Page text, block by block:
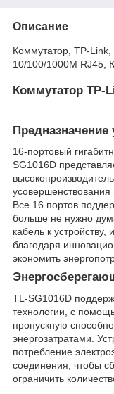
Описание
Коммутатор, TP-
10/100/1000M RJ45,
Коммутатор TP-
Предназначение
16-портовый
SG1016D
усовершенствования
Все 16 портов
больше не нужно
кабель к устройству,
благодаря
экономить
TL-SG1016D
технологии, с
пропускную
энергозатратами.
потребление
соединения, чтобы
ограничить